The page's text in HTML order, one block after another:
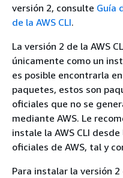
versión 2, consulte Guía
de la AWS CLI.
La versión 2 de la AWS
únicamente como un
es posible encontrarla
paquetes, estos son
oficiales que no se
mediante AWS. Le
instale la AWS CLI
oficiales de AWS, tal y
Para instalar la versión 2